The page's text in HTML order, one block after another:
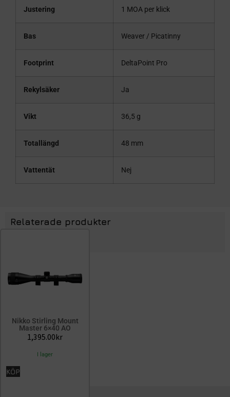
Justering 1 MOA per klick
Bas Weaver / Picatinny
Footprint DeltaPoint Pro
Rekylsäker Ja
Vikt 36,5 g
Totallängd 48 mm
Vattentät Nej
Relaterade produkter
Nikko Stirling Mount
Master 6×40 AO
1,395.00kr
I lager
KÖP